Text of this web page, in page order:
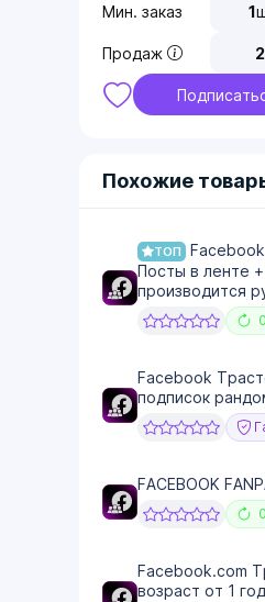
Мин. заказ 1
Продаж
Похожие
ТОП
Посты в ленте
производится
Facebook
подписок
FACEBOOK
Facebook.com
возраст от 1